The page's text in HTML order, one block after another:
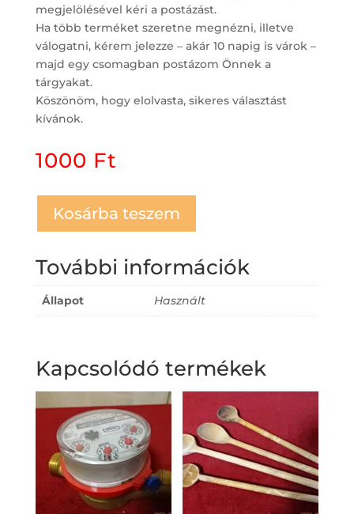
megjelölésével kéri a postázást.
Ha több terméket szeretne megnézni, illetve
válogatni, kérem jelezze – akár 10 napig is várok –
majd egy csomagban postázom Önnek a
tárgyakat.
Köszönöm, hogy elolvasta, sikeres választást
kívánok.
1000 Ft
Kosárba teszem
További információk
Állapot Használt
Kapcsolódó termékek